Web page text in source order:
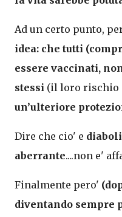
Ad un certo punto,
idea: che tutti
essere vaccinati,
stessi (il loro rischio
un’ulteriore
Dire che cio' e
aberrante....non e'
Finalmente pero'
diventando sempre